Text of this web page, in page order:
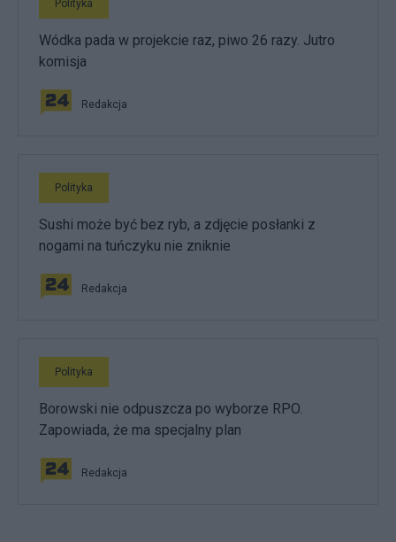
Polityka
Wódka pada w projekcie raz, piwo 26 razy. Jutro
komisja
Redakcja
Polityka
Sushi może być bez ryb, a zdjęcie posłanki z
nogami na tuńczyku nie zniknie
Redakcja
Polityka
Borowski nie odpuszcza po wyborze RPO.
Zapowiada, że ma specjalny plan
Redakcja